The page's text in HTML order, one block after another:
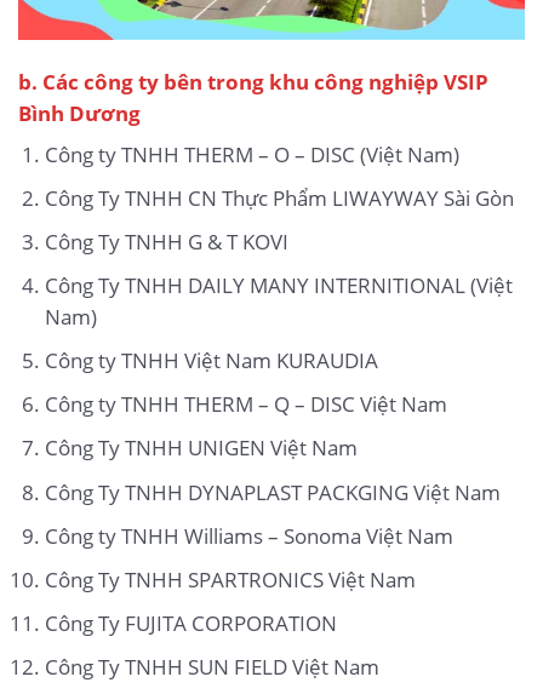
b. Các công ty bên trong khu công nghiệp VSIP
Bình Dương
Công ty TNHH THERM – O – DISC (Việt Nam)
Công Ty TNHH CN Thực Phẩm LIWAYWAY Sài Gòn
Công Ty TNHH G & T KOVI
Công Ty TNHH DAILY MANY INTERNITIONAL (Việt
Nam)
Công ty TNHH Việt Nam KURAUDIA
Công ty TNHH THERM – Q – DISC Việt Nam
Công Ty TNHH UNIGEN Việt Nam
Công Ty TNHH DYNAPLAST PACKGING Việt Nam
Công ty TNHH Williams – Sonoma Việt Nam
Công Ty TNHH SPARTRONICS Việt Nam
Công Ty FUJITA CORPORATION
Công Ty TNHH SUN FIELD Việt Nam